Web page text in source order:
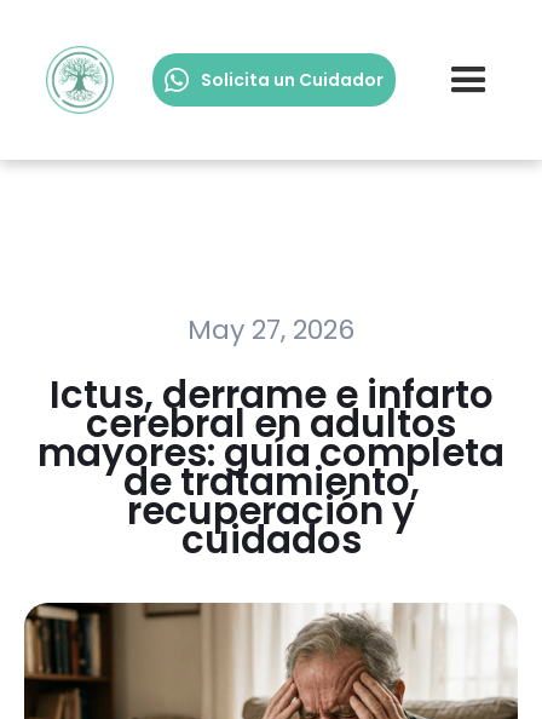
Solicita un Cuidador
May 27, 2026
Ictus, derrame e infarto
cerebral en adultos
mayores: guía completa
de tratamiento,
recuperación y
cuidados